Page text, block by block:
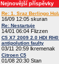
Nejnovější příspěvky
Re: 1. Sraz Berlingo
16/09 12:05 skuran
Re: Nestartuje
14/01 06:04 Flizzen
C5 X7 2009 2.0 HDI
antipolution faulty
03/11 20:59 lkremenak
Citroen C5
01/08 20:30 Stan